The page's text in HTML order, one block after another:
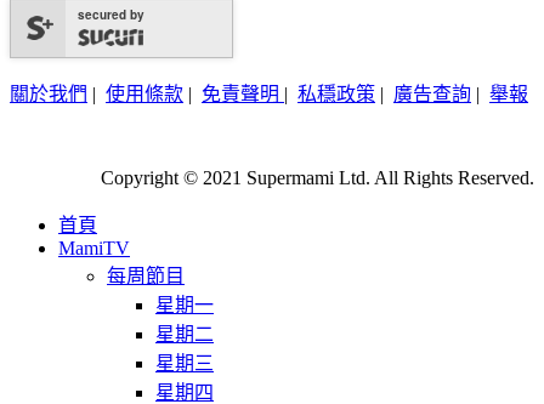
secured by
關於我們 | 使用條款 | 免責聲明 | 私穩政策 | 廣告查詢 | 舉報
Copyright © 2021 Supermami Ltd. All Rights Reserved.
首頁
MamiTV
每周節目
星期一
星期二
星期三
星期四